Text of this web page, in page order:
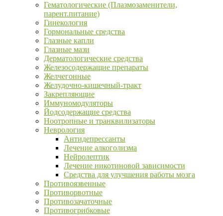
Гематологические (Плазмозаменители,
парент.питание)
Гинекология
Гормональные средства
Глазные капли
Глазные мази
Дерматологические средства
Железосодержащие препараты
Желчегонные
Желудочно-кишечный-тракт
Закрепляющие
Иммуномодуляторы
Йодсодержащие средства
Ноотропные и транквилизаторы
Неврология
Антидепрессанты
Лечение алкоголизма
Нейролептик
Лечение никотиновой зависимости
Средства для улучшения работы мозга
Противоязвенные
Противорвотные
Противозачаточные
Противогрибковые